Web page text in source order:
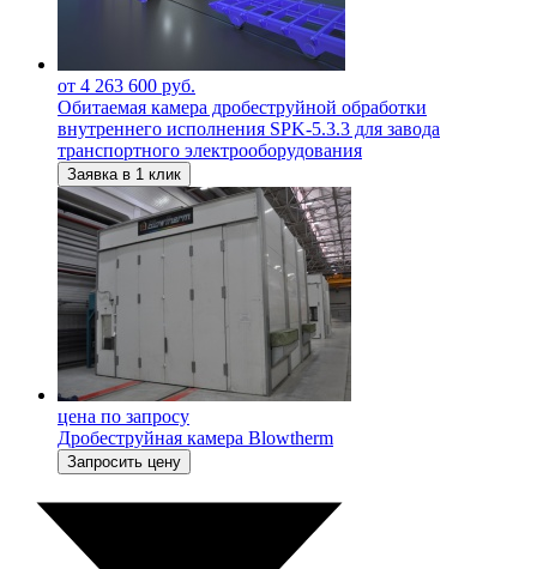
от 4 263 600 руб.
Обитаемая камера дробеструйной обработки
внутреннего исполнения SPK-5.3.3 для завода
транспортного электрооборудования
Заявка в 1 клик
цена по запросу
Дробеструйная камера Blowtherm
Запросить цену